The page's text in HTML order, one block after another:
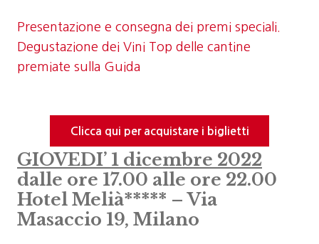
Presentazione e consegna dei premi speciali.
Degustazione dei Vini Top delle cantine
premiate sulla Guida
Clicca qui per acquistare i biglietti
GIOVEDI’ 1 dicembre 2022
dalle ore 17.00 alle ore 22.00
Hotel Melià***** –Via
Masaccio 19, Milano